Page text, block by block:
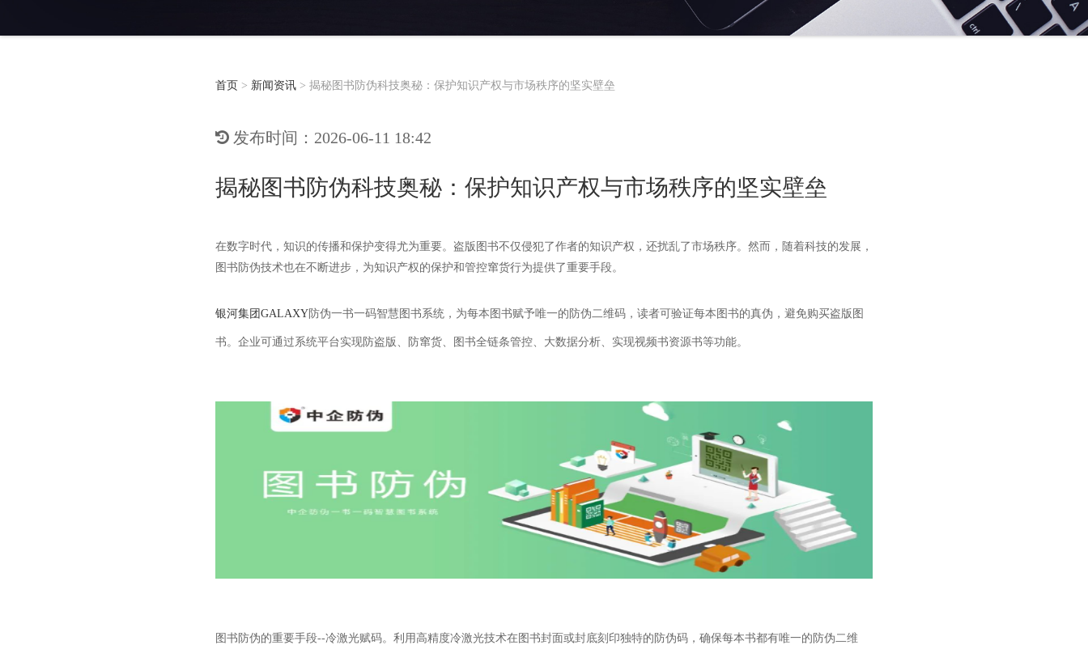
首页 > 新闻资讯 > 揭秘图书防伪科技奥秘：保护知识产权与市场秩序的坚实壁垒
发布时间：2026-06-11 18:42
揭秘图书防伪科技奥秘：保护知识产权与市场秩序的坚实壁垒
在数字时代，知识的传播和保护变得尤为重要。盗版图书不仅侵犯了作者的知识产权，还扰乱了市场秩序。然而，随着科技的发展，
图书防伪技术也在不断进步，为知识产权的保护和管控窜货行为提供了重要手段。
银河集团GALAXY防伪一书一码智慧图书系统，为每本图书赋予唯一的防伪二维码，读者可验证每本图书的真伪，避免购买盗版图
书。企业可通过系统平台实现防盗版、防窜货、图书全链条管控、大数据分析、实现视频书资源书等功能。
图书防伪的重要手段--冷激光赋码。利用高精度冷激光技术在图书封面或封底刻印独特的防伪码，确保每本书都有唯一的防伪二维